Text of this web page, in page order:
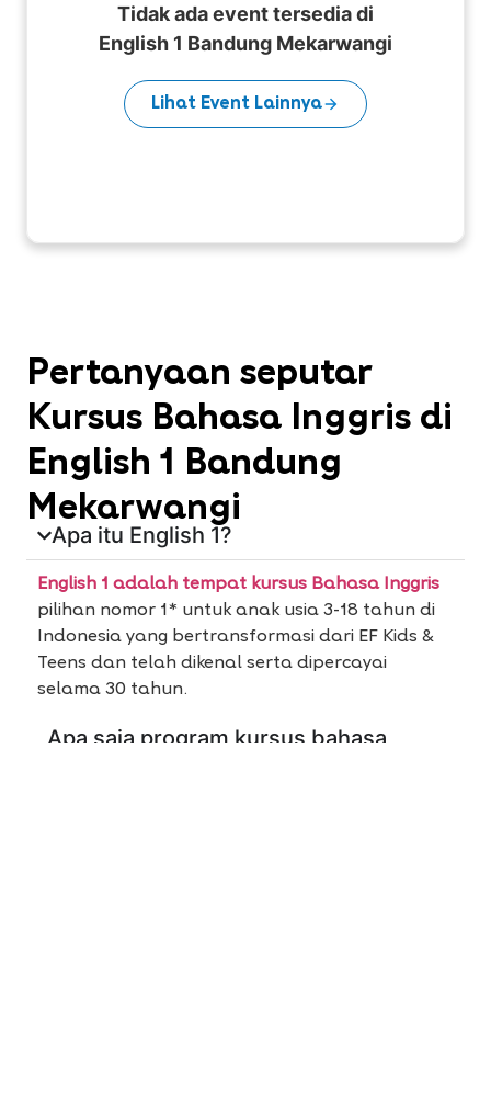
Tidak ada event tersedia di
English 1 Bandung Mekarwangi
Lihat Event Lainnya
Pertanyaan seputar
Kursus Bahasa Inggris di
English 1 Bandung
Mekarwangi
Apa itu English 1?
English 1 adalah tempat kursus Bahasa Inggris
pilihan nomor 1* untuk anak usia 3-18 tahun di
Indonesia yang bertransformasi dari EF Kids &
Teens dan telah dikenal serta dipercayai
selama 30 tahun.
Apa saja program kursus bahasa